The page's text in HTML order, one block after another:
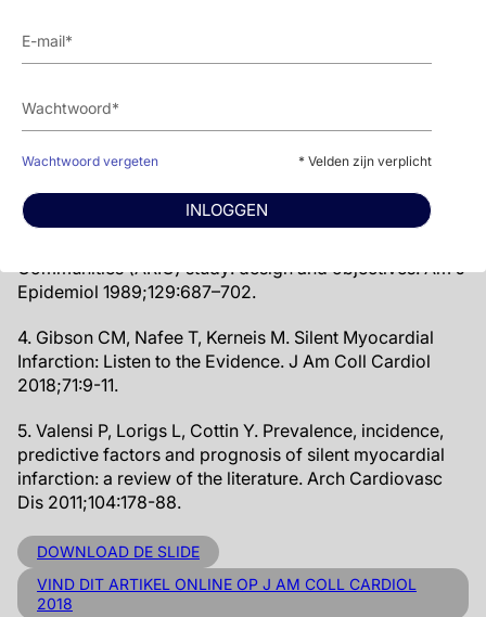
Wachtwoord vergeten * Velden zijn verplicht
INLOGGEN
1. Minicucci MF, Azevedo PS, Polegato BF, et al. Heart
failure after myocardial infarction: clinical implications
2. Pride YB, Piccirillo BJ, Gibson CM. Prevalence,
consequences, and implications for clinical trials of
unrecognized myocardial infarction. Am J Cardiol
2013;111:914–8.
Communities (ARIC) study: design and objectives. Am J
Epidemiol 1989;129:687–702.
4. Gibson CM, Nafee T, Kerneis M. Silent Myocardial
Infarction: Listen to the Evidence. J Am Coll Cardiol
2018;71:9-11.
5. Valensi P, Lorigs L, Cottin Y. Prevalence, incidence,
predictive factors and prognosis of silent myocardial
infarction: a review of the literature. Arch Cardiovasc
Dis 2011;104:178-88.
DOWNLOAD DE SLIDE
VIND DIT ARTIKEL ONLINE OP J AM COLL CARDIOL
2018